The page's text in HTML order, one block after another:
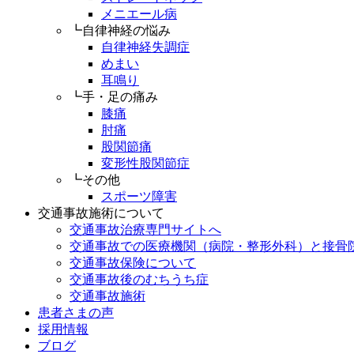
メニエール病
┗自律神経の悩み
自律神経失調症
めまい
耳鳴り
┗手・足の痛み
膝痛
肘痛
股関節痛
変形性股関節症
┗その他
スポーツ障害
交通事故施術について
交通事故治療専門サイトへ
交通事故での医療機関（病院・整形外科）と接骨
交通事故保険について
交通事故後のむちうち症
交通事故施術
患者さまの声
採用情報
ブログ